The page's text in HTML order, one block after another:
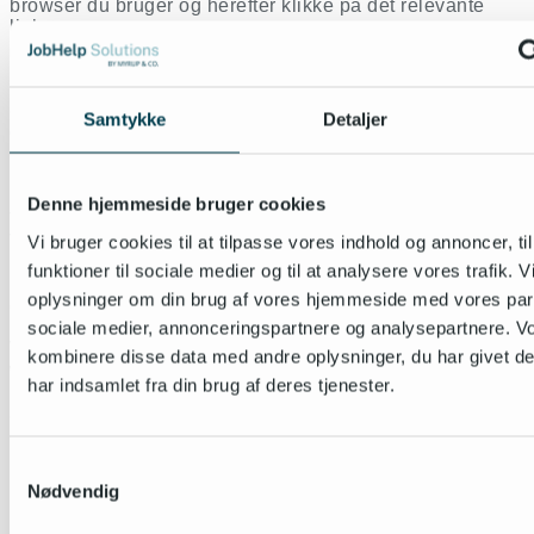
Samtykke Detaljer
Denne hjemmeside bruger cookies
Vi bruger cookies til at tilpasse vores indhold og annoncer,
funktioner til sociale medier og til at analysere vores trafik.
oplysninger om din brug af vores hjemmeside med vores
sociale medier, annonceringspartnere og analysepartnere.
kombinere disse data med andre oplysninger, du har givet
har indsamlet fra din brug af deres tjenester.
Nødvendig
browser du bruger og herefter klikke på det relevante
link:
Internet Explorer
Google Chrome
Safari
iPhone, iPad og andet fra Apple
Telefoner med Android styresystem
Telefoner med Windows 7
Husk: Bruger du flere Internet-browsere, skal du slette
cookies i dem alle.
Vejledningerne ovenfor er links direkte til
webbrowserproducenten. Såfremt vejledningerne måtte
indeholde urigtige oplysninger eller såfremt disse ikke er